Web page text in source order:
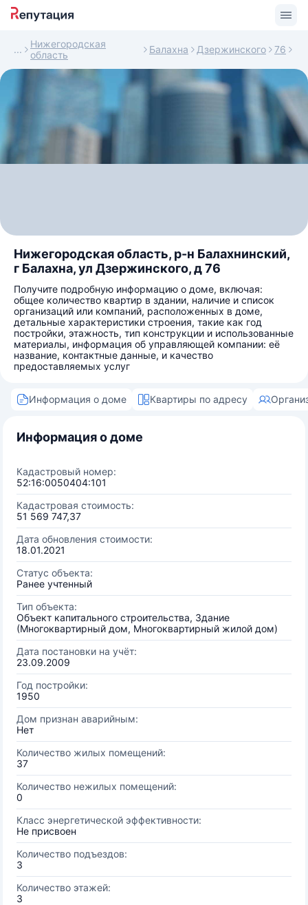
Нижегородская
область
Балахна Дзержинского 76
Нижегородская область, р-н Балахнинский,
г Балахна, ул Дзержинского, д 76
Получите подробную информацию о доме, включая:
общее количество квартир в здании, наличие и список
организаций или компаний, расположенных в доме,
детальные характеристики строения, такие как год
постройки, этажность, тип конструкции и использованные
материалы, информация об управляющей компании: её
название, контактные данные, и качество
предоставляемых услуг
Информация о доме Квартиры по адресу
Информация о доме
Кадастровый номер:
52:16:0050404:101
Кадастровая стоимость:
51 569 747,37
Дата обновления стоимости:
18.01.2021
Статус объекта:
Ранее учтенный
Тип объекта:
Объект капитального строительства, Здание
(Многоквартирный дом, Многоквартирный жилой дом)
Дата постановки на учёт:
23.09.2009
Год постройки:
1950
Дом признан аварийным:
Нет
Количество жилых помещений:
37
Количество нежилых помещений:
0
Класс энергетической эффективности:
Не присвоен
Количество подъездов:
3
Количество этажей:
3